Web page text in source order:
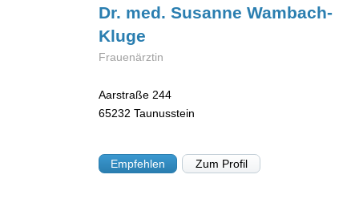
Dr. med. SusanneWambach-
Kluge
Frauenärztin
Aarstraße 244
65232 Taunusstein
Empfehlen Zum Profil